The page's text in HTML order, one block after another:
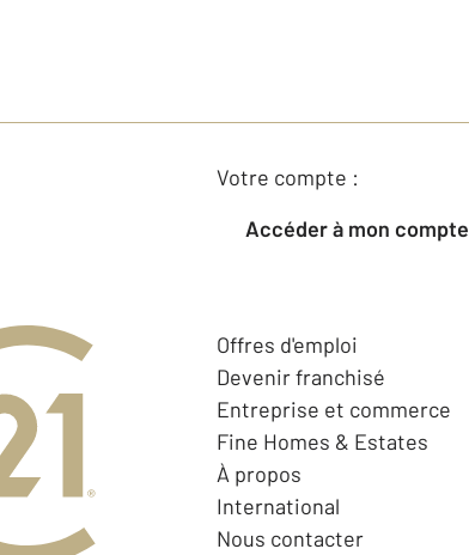
Votre compte :
Accéder à mon compte
Offres d'emploi
Devenir franchisé
Entreprise et commerce
Fine Homes & Estates
À propos
International
Nous contacter